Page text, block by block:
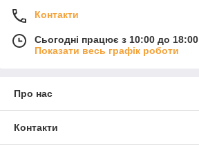
Контакти
Сьогодні працює з 10:00 до 18:00
Показати весь графік роботи
Про нас
Контакти